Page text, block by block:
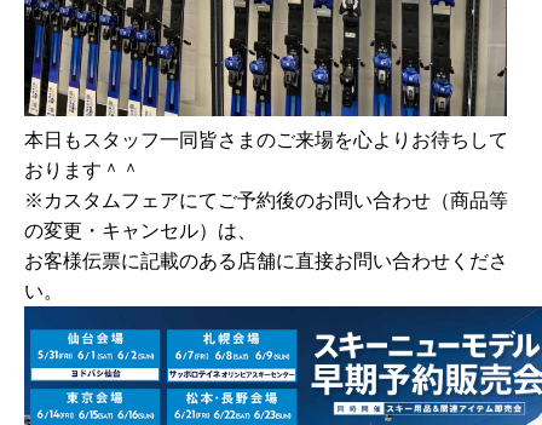
本日もスタッフ一同皆さまのご来場を心よりお待ちして
おります＾＾
※カスタムフェアにてご予約後のお問い合わせ（商品等
の変更・キャンセル）は、
お客様伝票に記載のある店舗に直接お問い合わせくださ
い。